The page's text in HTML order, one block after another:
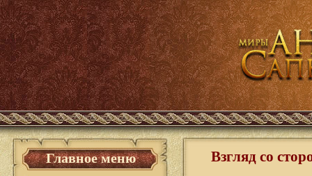
Главное меню Взгляд со